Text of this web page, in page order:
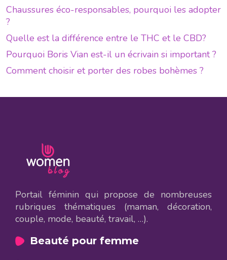
Chaussures éco-responsables, pourquoi les adopter
?
Quelle est la différence entre le THC et le CBD?
Pourquoi Boris Vian est-il un écrivain si important ?
Comment choisir et porter des robes bohèmes ?
Portail féminin qui propose de nombreuses
rubriques thématiques (maman, décoration,
couple, mode, beauté, travail, …).
Beauté pour femme